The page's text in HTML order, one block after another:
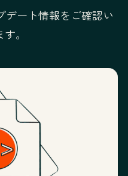
デート情報をご確認い
。